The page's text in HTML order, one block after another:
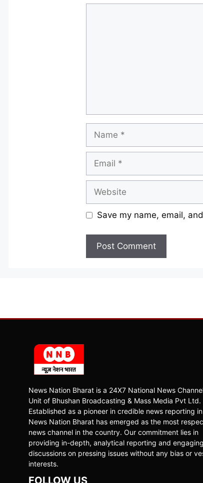
Name
Email
Website
Save my name, email,
News Nation Bharat is a 24X7 National News
Unit of Bhushan Broadcasting & Mass Media Pvt Ltd.
Established as a pioneer in credible news reporting
News Nation Bharat has emerged as the most
news channel in the country. Our commitment lies in
providing in-depth, analytical reporting and engaging
discussions on pressing issues without any bias or
interests.
FOLLOW US